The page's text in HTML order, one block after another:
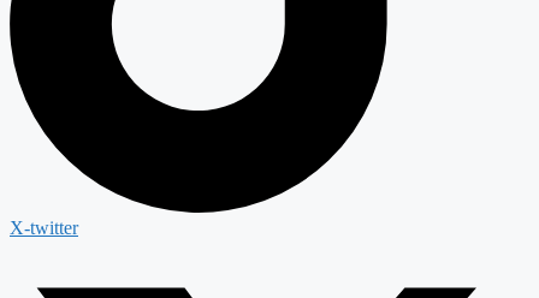
X-twitter